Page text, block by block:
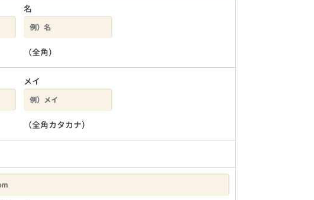
名
（全角）
メイ
（全角カタカナ）